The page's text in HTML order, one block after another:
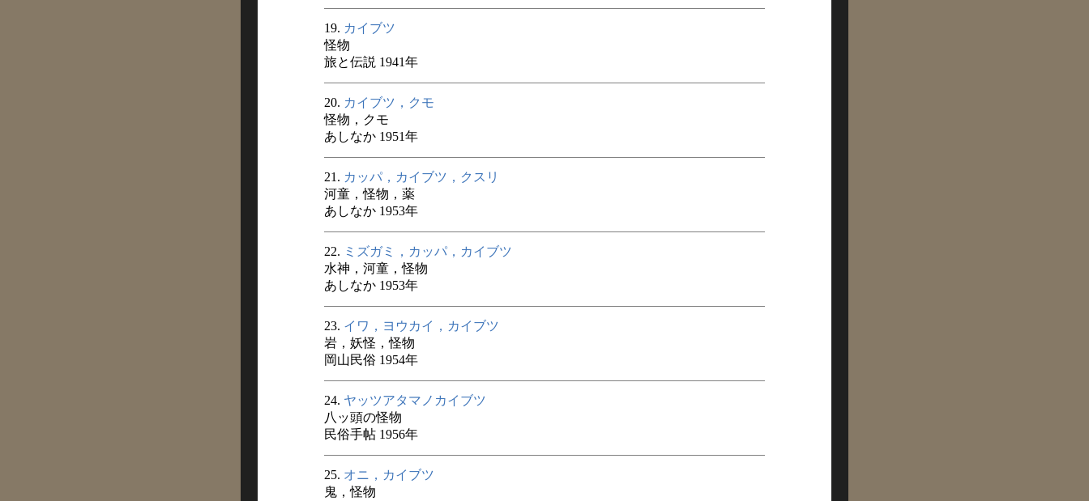
19. カイブツ
怪物
旅と伝説 1941年
20. カイブツ，クモ
怪物，クモ
あしなか 1951年
21. カッパ，カイブツ，クスリ
河童，怪物，薬
あしなか 1953年
22. ミズガミ，カッパ，カイブツ
水神，河童，怪物
あしなか 1953年
23. イワ，ヨウカイ，カイブツ
岩，妖怪，怪物
岡山民俗 1954年
24. ヤッツアタマノカイブツ
八ッ頭の怪物
民俗手帖 1956年
25. オニ，カイブツ
鬼，怪物